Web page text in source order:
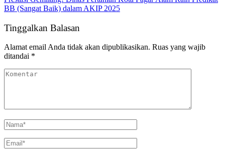
BB (Sangat Baik) dalam AKIP 2025
Tinggalkan Balasan
Alamat email Anda tidak akan dipublikasikan. Ruas yang wajib
ditandai *